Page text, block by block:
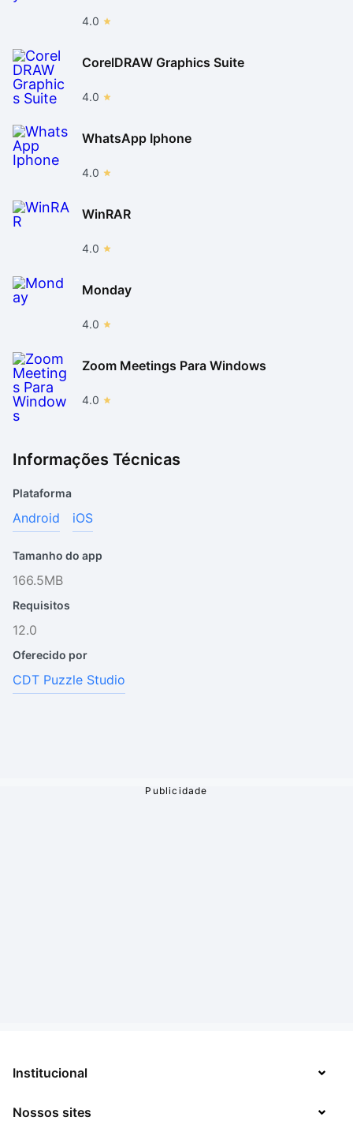
4.0
CorelDRAW Graphics Suite
4.0
WhatsApp Iphone
4.0
WinRAR
4.0
Monday
4.0
Zoom Meetings Para Windows
4.0
Informações Técnicas
Plataforma
Android iOS
Tamanho do app
166.5MB
Requisitos
12.0
Oferecido por
CDT Puzzle Studio
Institucional
Sobre
Nossos sites